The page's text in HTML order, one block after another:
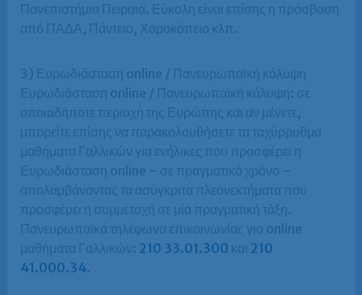
Πανεπιστήμιο Πειραιά. Εύκολη είναι επίσης η πρόσβαση
από ΠΑΔΑ, Πάντειο, Χαροκόπειο κλπ.
3) Ευρωδιάσταση online / Πανευρωπαϊκή κάλυψη
Ευρωδιάσταση online / Πανευρωπαϊκή κάλυψη: σε
οποιαδήποτε περιοχή της Ευρώπης και αν μένετε,
μπορείτε επίσης να παρακολουθήσετε τα ταχύρρυθμα
μαθήματα Γαλλικών για ενήλικες που προσφέρει η
Ευρωδιάσταση online – σε πραγματικό χρόνο –
απολαμβάνοντας τα ασύγκριτα πλεονεκτήματα που
προσφέρει η συμμετοχή σε μία πραγματική τάξη.
Πανευρωπαϊκά τηλέφωνα επικοινωνίας για online
μαθήματα Γαλλικών: 210 33.01.300 και 210
41.000.34.